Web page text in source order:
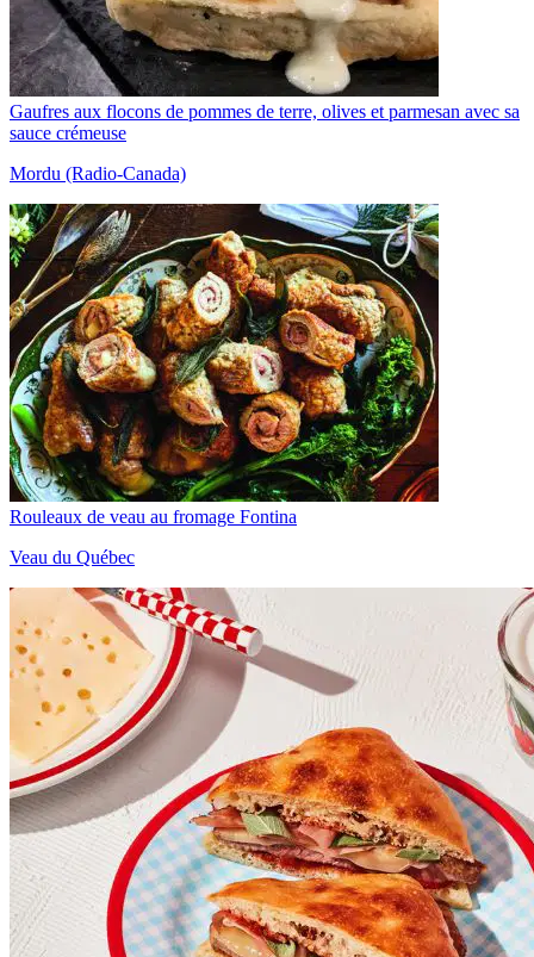
Gaufres aux flocons de pommes de terre, olives et parmesan avec sa
sauce crémeuse
Mordu (Radio-Canada)
Rouleaux de veau au fromage Fontina
Veau du Québec